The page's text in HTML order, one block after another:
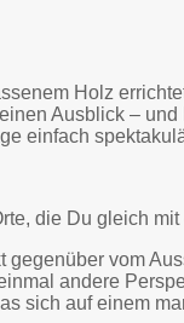
Holz
Ausblick –
einfach
die Du gleich
gegenüber vom
andere
sich auf einem